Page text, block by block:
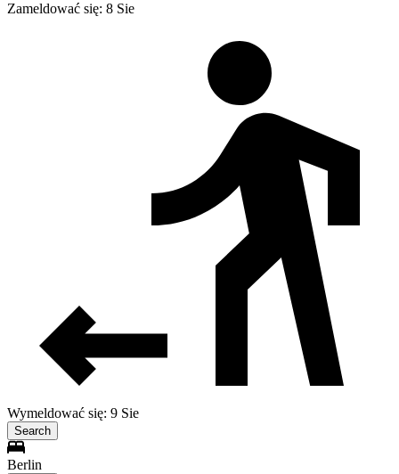
Zameldować się: 8 Sie
Wymeldować się: 9 Sie
Search
Berlin